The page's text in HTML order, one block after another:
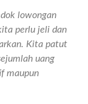
lowongan
perlu jeli dan
Kita patut
uang
maupun